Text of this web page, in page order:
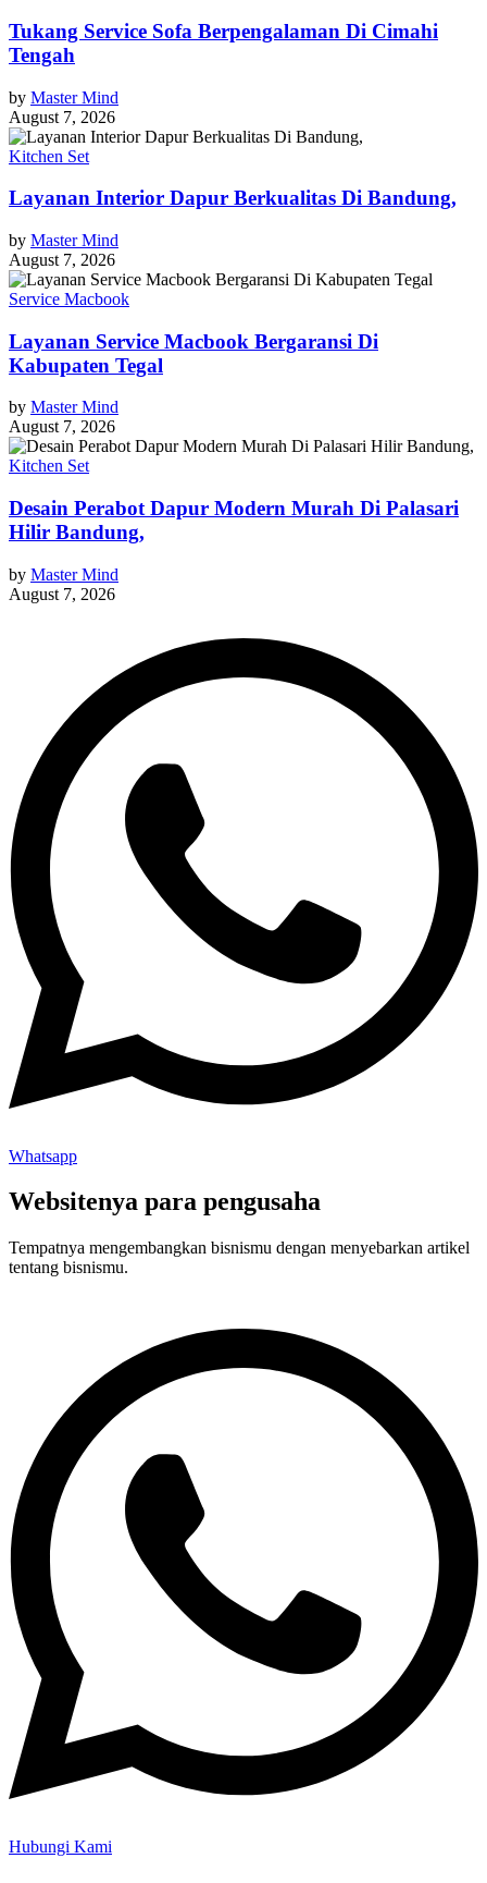
Tukang Service Sofa Berpengalaman Di Cimahi
Tengah
by Master Mind
August 7, 2026
Kitchen Set
Layanan Interior Dapur Berkualitas Di Bandung,
by Master Mind
August 7, 2026
Service Macbook
Layanan Service Macbook Bergaransi Di
Kabupaten Tegal
by Master Mind
August 7, 2026
Kitchen Set
Desain Perabot Dapur Modern Murah Di Palasari
Hilir Bandung,
by Master Mind
August 7, 2026
Whatsapp
Websitenya para pengusaha
Tempatnya mengembangkan bisnismu dengan menyebarkan artikel
tentang bisnismu.
Hubungi Kami